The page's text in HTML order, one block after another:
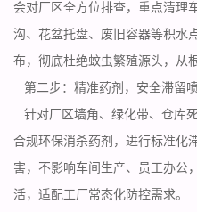
会对厂区全方位排查，重点清理
沟、花盆托盘、废旧容器等积水
布，彻底杜绝蚊虫繁殖源头，从
第二步：精准药剂，安全滞留
针对厂区墙角、绿化带、仓库
合规环保消杀药剂，进行标准化
害，不影响车间生产、员工办公
活，适配工厂常态化防控需求。